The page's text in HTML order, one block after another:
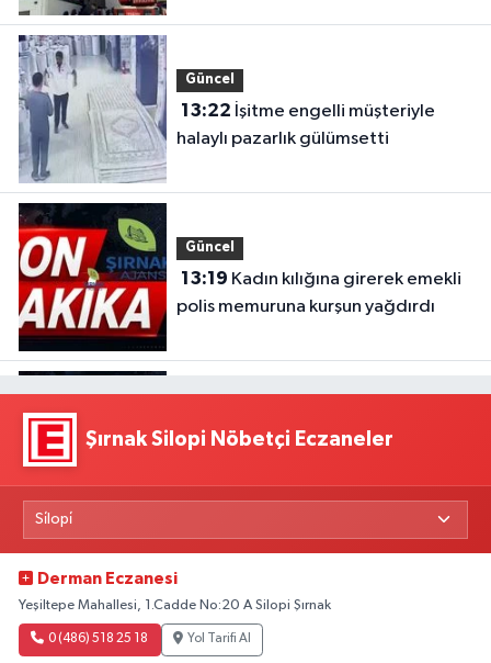
Güncel
13:22
halaylı pazarlık gülümsetti
Güncel
13:19
polis memuruna kurşun yağdırdı
Güncel
12:47Anne ve iki çocuğun
kurtarılma anı kamerada
Şırnak Silopi Nöbetçi Eczaneler
Derman Eczanesi
Yeşiltepe Mahallesi, 1.Cadde No:20 A Silopi Şırnak
0 (486) 518 25 18 Yol Tarifi Al